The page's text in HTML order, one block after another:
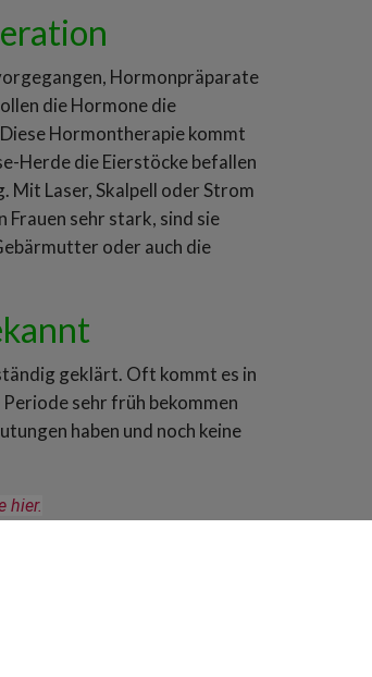
Hormonpräparate
die Hormone die
Hormontherapie kommt
Herde die Eierstöcke befallen
Mit Laser, Skalpell oder Strom
sehr stark, sind sie
oder auch die
geklärt. Oft kommt es in
sehr früh bekommen
haben und noch keine
hier.